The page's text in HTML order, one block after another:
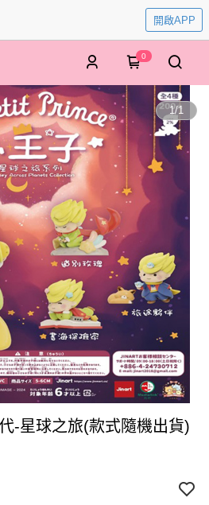
開啟APP
0
1/1
-星球之旅(款式隨機出貨)